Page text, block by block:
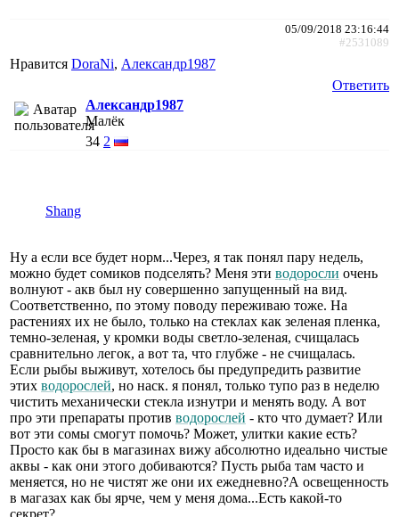
05/09/2018 23:16:44
#2531089
Нравится DoraNi, Александр1987
Ответить
Александр1987
Малёк
34 2
Shang
Ну а если все будет норм...Через, я так понял пару недель,
можно будет сомиков подселять? Меня эти водоросли очень
волнуют - акв был ну совершенно запущенный на вид.
Соответственно, по этому поводу переживаю тоже. На
растениях их не было, только на стеклах как зеленая пленка,
темно-зеленая, у кромки воды светло-зеленая, счищалась
сравнительно легок, а вот та, что глубже - не счищалась.
Если рыбы выживут, хотелось бы предупредить развитие
этих водорослей, но наск. я понял, только тупо раз в неделю
чистить механически стекла изнутри и менять воду. А вот
про эти препараты против водорослей - кто что думает? Или
вот эти сомы смогут помочь? Может, улитки какие есть?
Просто как бы в магазинах вижу абсолютно идеально чистые
аквы - как они этого добиваются? Пусть рыба там часто и
меняется, но не чистят же они их ежедневно?А освещенность
в магазах как бы ярче, чем у меня дома...Есть какой-то
секрет?